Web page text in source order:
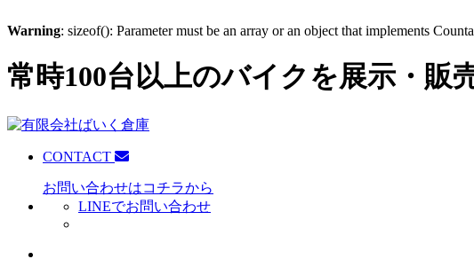
Warning: sizeof(): Parameter must be an array or an object that implements
常時100台以上のバイクを展示・販
CONTACT
お問い合わせはコチラから
LINEでお問い合わせ